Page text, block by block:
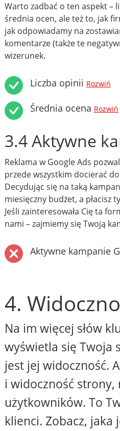
Warto zadbać o ten aspekt –
średnia ocen, ale też to, jak
jak odpowiadamy na
komentarze (także te
wizerunek.
Liczba opinii Rozwiń
Średnia ocena Rozwiń
3.4 Aktywne
Reklama w Google Ads
przede wszystkim docierać
Decydując się na taką
miesięczny budżet, a płacisz
Jeśli zainteresowała Cię ta
nami – zajmiemy się Twoją
Aktywne kampanie
4.
Na im więcej słów
wyświetla się Twoja
jest jej widoczność.
i widoczność strony,
użytkowników. To
klienci. Zobacz, jaka